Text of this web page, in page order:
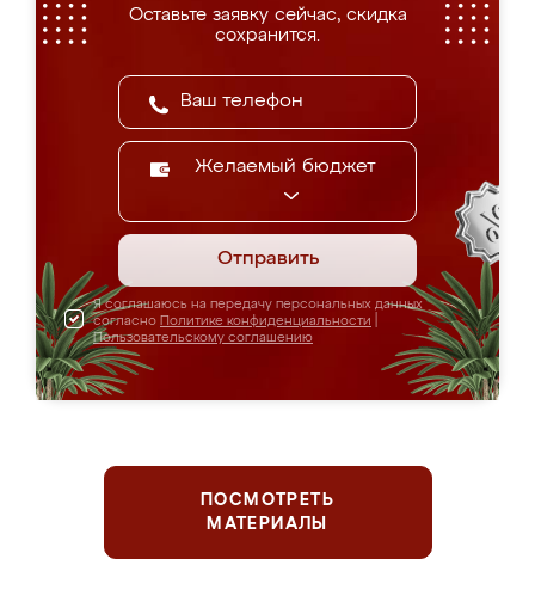
Оставьте заявку сейчас, скидка
сохранится.
Желаемый бюджет
Отправить
Я соглашаюсь на передачу персональных данных
согласно Политике конфиденциальности
Пользовательскому соглашению
ПОСМОТРЕТЬ
МАТЕРИАЛЫ